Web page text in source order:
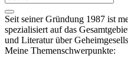
Seit seiner Gründung 1987 ist
spezialisiert auf das
und Literatur über
Meine Themenschwerpunkte: